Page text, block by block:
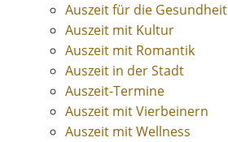
Auszeit für die Gesundheit
Auszeit mit Kultur
Auszeit mit Romantik
Auszeit in der Stadt
Auszeit-Termine
Auszeit mit Vierbeinern
Auszeit mit Wellness